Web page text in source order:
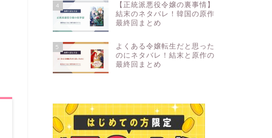
4
【正統派悪役令嬢の裏事情】
結末のネタバレ！韓国の原作
最終回まとめ
5
よくある令嬢転生だと思った
のにネタバレ！結末と原作の
最終回まとめ